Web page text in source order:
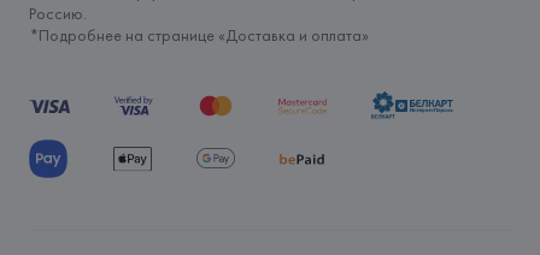
Россию.
*Подробнее на странице «Доставка и оплата»